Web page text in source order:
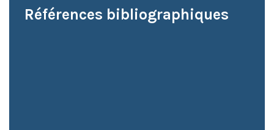
Références bibliographiques